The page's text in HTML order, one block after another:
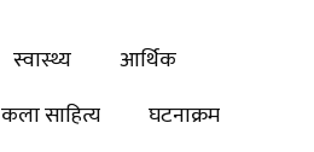
स्वास्थ्य
आर्थिक
कला साहित्य
घटनाक्रम